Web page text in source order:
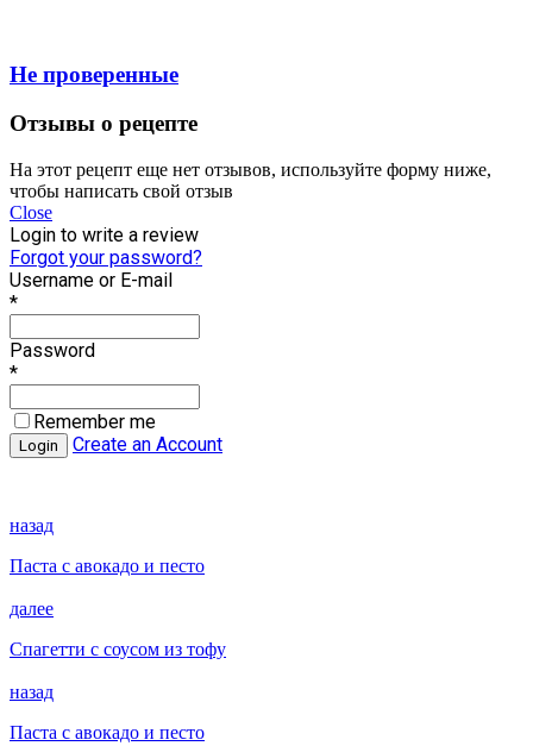
Не проверенные
Отзывы о рецепте
На этот рецепт еще нет отзывов, используйте форму ниже,
чтобы написать свой отзыв
Close
Login to write a review
Forgot your password?
Username or E-mail
*
Password
*
Remember me
Create an Account
назад
Паста с авокадо и песто
далее
Спагетти с соусом из тофу
назад
Паста с авокадо и песто